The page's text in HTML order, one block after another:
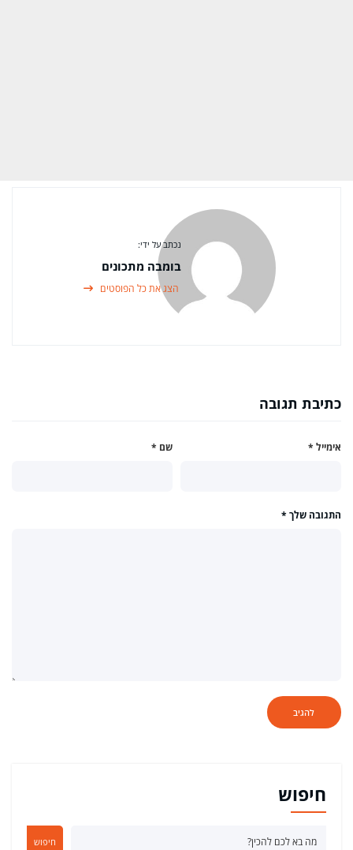
נכתב על ידי:
בומבה מתכונים
הצג את כל הפוסטים
כתיבת תגובה
שם * אימייל *
התגובה שלך *
חיפוש
חיפוש